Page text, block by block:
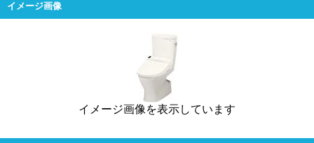
イメージ画像
イメージ画像を表示しています